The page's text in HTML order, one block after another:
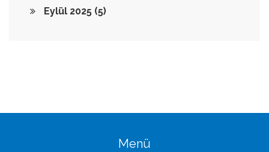
Eylül 2025 (5)
Menü